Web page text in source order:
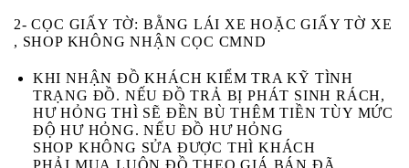
2- CỌC GIẤY TỜ: BẰNG LÁI XE HOẶC GIẤY TỜ XE
, SHOP KHÔNG NHẬN CỌC CMND
KHI NHẬN ĐỒ KHÁCHKIỂM TRA KỸ TÌNH
TRẠNG ĐỒ. NẾU ĐỒ TRẢ BỊ PHÁT SINH RÁCH,
HƯ HỎNG THÌ SẼ ĐỀN BÙ THÊM TIỀN TÙY MỨC
ĐỘ HƯ HỎNG. NẾU ĐỒ HƯ HỎNG
SHOP KHÔNG SỬA ĐƯỢC THÌ KHÁCH
PHẢI MUA LUÔN ĐỒ THEO GIÁ BÁN ĐÃ